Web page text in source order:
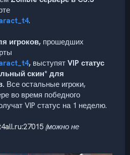
.
игроков, прошедших
, выступят VIP статус
скин* для
. Все остальные игроки,
во время победного
VIP статус на 1 неделю.
(можно не